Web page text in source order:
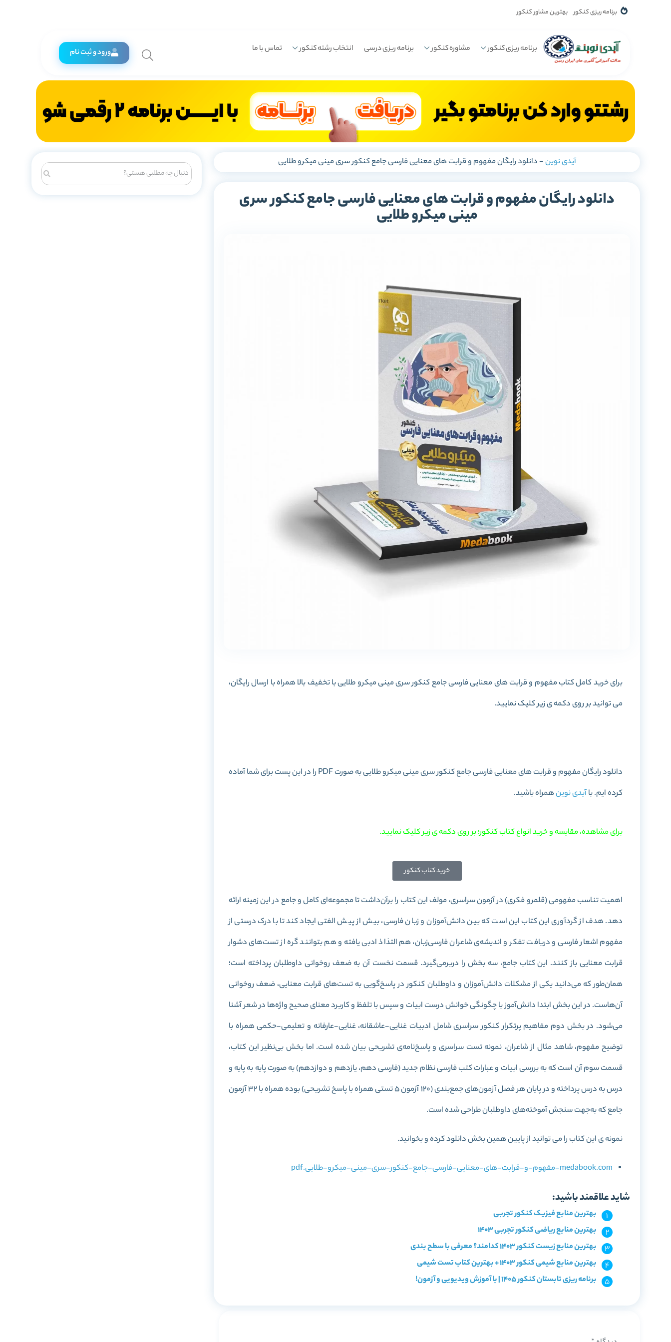
برنامه ریزی کنکور بهترین مشاور کنکور
برنامه ریزی کنکور مشاوره کنکور برنامه ریزی درسی انتخاب رشته کنکور تماس با ما ورود و ثبت نام
آیدی نوین-دانلود رایگان مفهوم و قرابت های معنایی فارسی جامع کنکور سری مینی میکرو طلایی
دانلود رایگان مفهوم و قرابت های معنایی فارسی جامع کنکور سری
مینی میکرو طلایی
برای خرید کامل کتاب مفهوم و قرابت های معنایی فارسی جامع کنکور سری مینی میکرو طلایی با تخفیف بالا همراه با ارسال رایگان،
می توانید بر روی دکمه ی زیر کلیک نمایید.
دانلود رایگان مفهوم و قرابت های معنایی فارسی جامع کنکور سری مینی میکرو طلایی به صورت PDF را در این پست برای شما آماده
کرده ایم. باآیدی نوینهمراه باشید.
برای مشاهده، مقایسه و خرید انواع کتاب کنکور؛ بر روی دکمه ی زیر کلیک نمایید.
خرید کتاب کنکور
اهمیت تناسب مفهومی (قلمرو فکری) در آزمون‌ سراسری، مولف این کتاب را برآن‌داشت تا مجموعه‌ای کامل و جامع در این زمینه ارائه
دهد. هدف از گردآوری این کتاب این است که بین دانش‌آموزان و زبان فارسی، بیش از پیش الفتی ایجاد کند تا با درک درستی از
مفهوم اشعار فارسی و دریافت تفکر و اندیشه‌ی شاعران فارسی‌زبان، هم التذاذ ادبی یافته و هم بتوانند گره از تست‌های دشوار
قرابت معنایی باز کنند. این کتاب جامع، سه بخش را دربرمی‌گیرد. قسمت نخست آن به ضعف روخوانی داوطلبان پرداخته است؛
همان‌طور که می‌دانید یکی از مشکلات دانش‌آموزان و داوطلبان کنکور در پاسخ‌گویی به تست‌های قرابت معنایی، ضعف روخوانی
آن‌هاست. در این بخش ابتدا دانش‌آموز با چگونگی خوانش درست ابیات و سپس با تلفظ و کاربرد معنای صحیح واژه‌ها در شعر آشنا
می‌شود. در بخش دوم مفاهیم پرتکرار کنکور سراسری شامل ادبیات غنایی-عاشقانه، غنایی-عارفانه و تعلیمی-حکمی همراه با
توضیح مفهوم، شاهد مثال از شاعران، نمونه تست سراسری و پاسخ‌نامه‌ی تشریحی بیان شده است. اما بخش بی‌نظیر این کتاب،
قسمت سوم آن است که به بررسی ابیات و عبارات کتب فارسی نظام جدید (فارسی دهم، یازدهم و دوازدهم) به صورت پایه به پایه و
درس به درس پرداخته و در پایان هر فصل آزمون‌های جمع‌بندی (120 آزمون 5 تستی همراه با پاسخ تشریحی) بوده همراه با 32 آزمون
جامع که به‌جهت سنجش آموخته‌های داوطلبان طراحی شده است.
نمونه ی این کتاب را می توانید از پایین همین بخش دانلود کرده و بخوانید.
medabook.com-مفهوم-و-قرابت-های-معنایی-فارسی-جامع-کنکور-سری-مینی-میکرو-طلایی.pdf
شاید علاقمند باشید:
بهترین منابع فیزیک کنکور تجربی
بهترین منابع ریاضی کنکور تجربی 1403
بهترین منابع زیست کنکور 1403 کدامند؟ معرفی با سطح بندی
بهترین منابع شیمی کنکور 1403 + بهترین کتاب تست شیمی
برنامه ریزی تابستان کنکور 1405 | با آموزش ویدیویی و آزمون!